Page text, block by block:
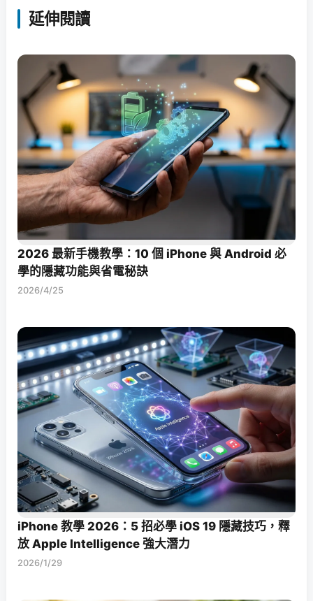
延伸閱讀
2026 最新手機教學：10 個 iPhone 與 Android 必
學的隱藏功能與省電秘訣
2026/4/25
iPhone 教學 2026：5 招必學 iOS 19 隱藏技巧，釋
放 Apple Intelligence 強大潛力
2026/1/29